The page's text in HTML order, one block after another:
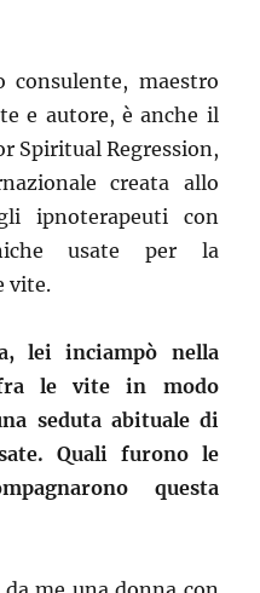
consulente, maestro
e autore, è anche il
Spiritual Regression,
creata allo
ipnoterapeuti con
usate per la
vite.
lei inciampò nella
le vite in modo
seduta abituale di
Quali furono le
questa